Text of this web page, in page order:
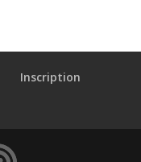
Inscription